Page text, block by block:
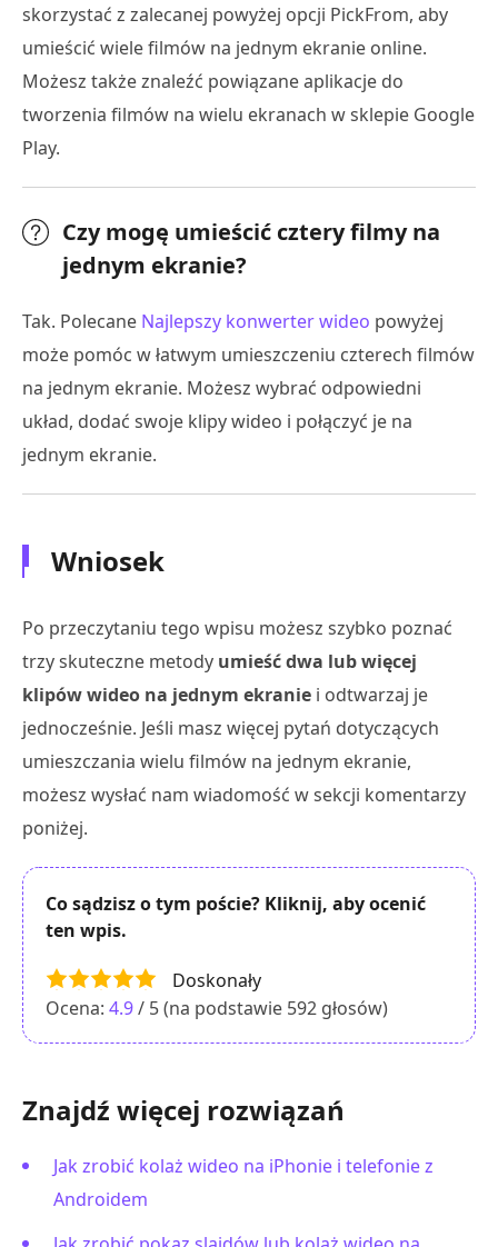
skorzystać z zalecanej powyżej opcji PickFrom, aby
umieścić wiele filmów na jednym ekranie online.
Możesz także znaleźć powiązane aplikacje do
tworzenia filmów na wielu ekranach w sklepie Google
Play.
Czy mogę umieścić cztery filmy na
jednym ekranie?
Tak. Polecane Najlepszy konwerter wideo powyżej
może pomóc w łatwym umieszczeniu czterech filmów
na jednym ekranie. Możesz wybrać odpowiedni
układ, dodać swoje klipy wideo i połączyć je na
jednym ekranie.
Wniosek
Po przeczytaniu tego wpisu możesz szybko poznać
trzy skuteczne metody umieść dwa lub więcej
klipów wideo na jednym ekranie i odtwarzaj je
jednocześnie. Jeśli masz więcej pytań dotyczących
umieszczania wielu filmów na jednym ekranie,
możesz wysłać nam wiadomość w sekcji komentarzy
poniżej.
Co sądzisz o tym poście? Kliknij, aby ocenić
ten wpis.
Doskonały
Ocena: 4.9/ 5 (na podstawie 592 głosów)
Znajdź więcej rozwiązań
Jak zrobić kolaż wideo na iPhonie i telefonie z
Androidem